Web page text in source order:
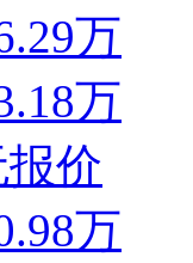
万
万
价
万